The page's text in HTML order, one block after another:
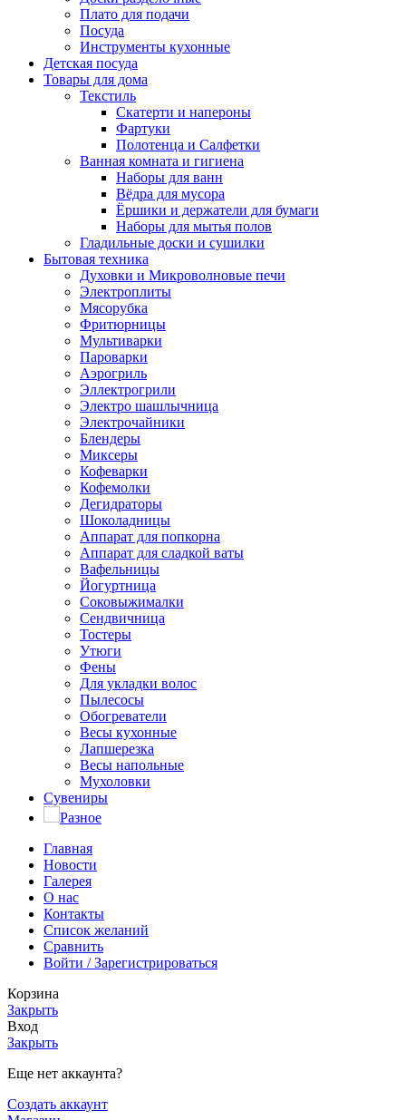
Плато для подачи
Посуда
Инструменты кухонные
Детская посуда
Товары для дома
Текстиль
Скатерти и напероны
Фартуки
Полотенца и Салфетки
Ванная комната и гигиена
Наборы для ванн
Вёдра для мусора
Ёршики и держатели для бумаги
Наборы для мытья полов
Гладильные доски и сушилки
Бытовая техника
Духовки и Микроволновые печи
Электроплиты
Мясорубка
Фритюрницы
Мультиварки
Пароварки
Аэрогриль
Эллектрогрили
Электро шашлычница
Электрочайники
Блендеры
Миксеры
Кофеварки
Кофемолки
Дегидраторы
Шоколадницы
Аппарат для попкорна
Аппарат для сладкой ваты
Вафельницы
Йогуртница
Соковыжималки
Сендвичница
Тостеры
Утюги
Фены
Для укладки волос
Пылесосы
Обогреватели
Весы кухонные
Лапшерезка
Весы напольные
Мухоловки
Сувениры
Разное
Главная
Новости
Галерея
О нас
Контакты
Список желаний
Сравнить
Войти / Зарегистрироваться
Корзина
Закрыть
Вход
Закрыть
Еще нет аккаунта?
Создать аккаунт